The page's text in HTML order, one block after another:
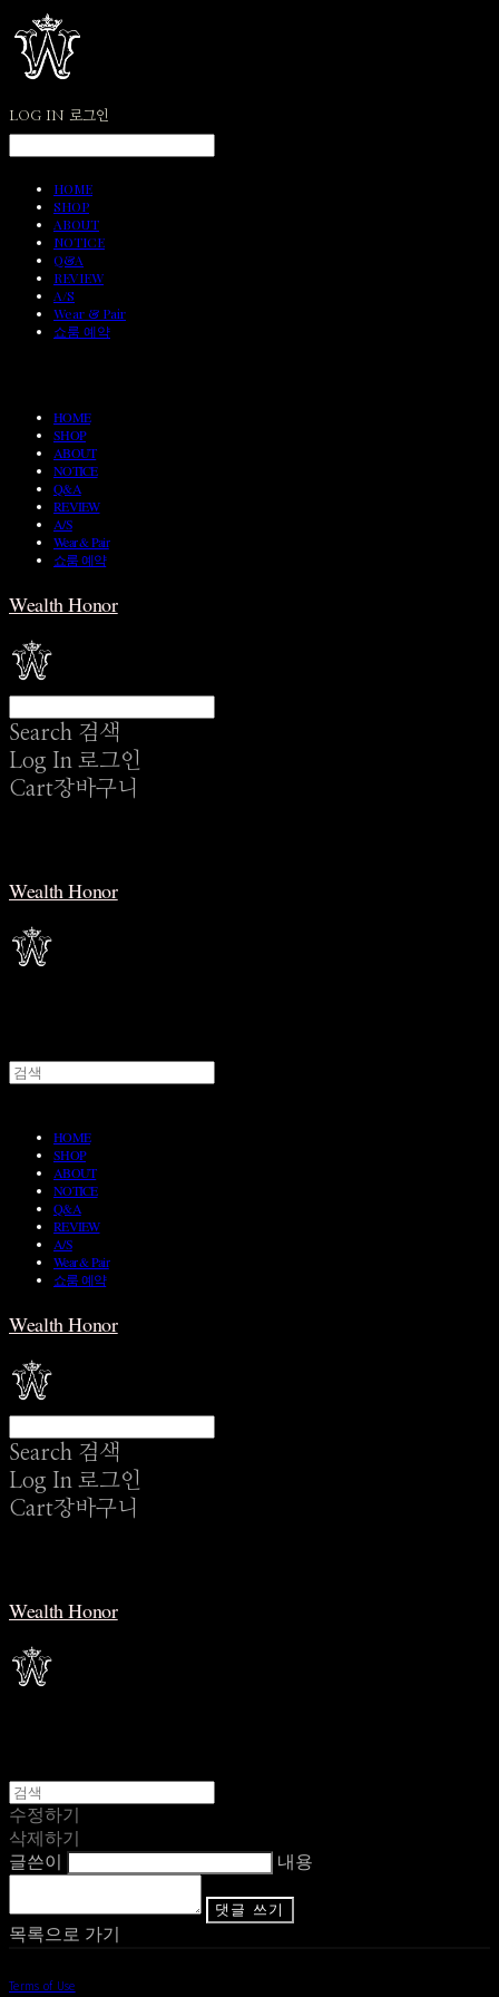
LOG IN 로그인
HOME
SHOP
ABOUT
NOTICE
Q&A
REVIEW
A/S
Wear & Pair
쇼룸 예약
HOME
SHOP
ABOUT
NOTICE
Q&A
REVIEW
A/S
Wear & Pair
쇼룸 예약
Wealth Honor
Search 검색
Log In 로그인
Cart장바구니
Wealth Honor
HOME
SHOP
ABOUT
NOTICE
Q&A
REVIEW
A/S
Wear & Pair
쇼룸 예약
Wealth Honor
Search 검색
Log In 로그인
Cart장바구니
Wealth Honor
수정하기
삭제하기
글쓴이
내용
댓글 쓰기
목록으로 가기
Terms of Use